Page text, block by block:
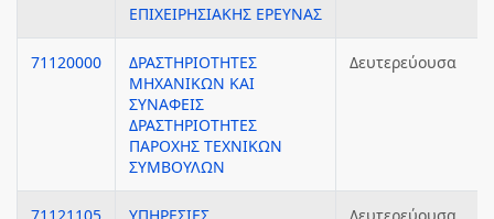
ΕΠΙΧΕΙΡΗΣΙΑΚΗΣ ΕΡΕΥΝΑΣ
71120000
ΔΡΑΣΤΗΡΙΟΤΗΤΕΣ
ΜΗΧΑΝΙΚΩΝ ΚΑΙ
ΣΥΝΑΦΕΙΣ
ΔΡΑΣΤΗΡΙΟΤΗΤΕΣ
ΠΑΡΟΧΗΣ ΤΕΧΝΙΚΩΝ
ΣΥΜΒΟΥΛΩΝ
Δευτερεύουσα